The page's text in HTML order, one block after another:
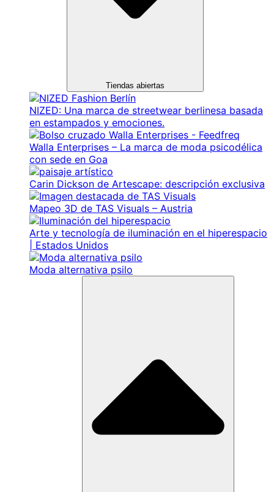
Tiendas abiertas
NIZED: Una marca de streetwear berlinesa basada
en estampados y emociones.
Walla Enterprises – La marca de moda psicodélica
con sede en Goa
Carin Dickson de Artescape: descripción exclusiva
Mapeo 3D de TAS Visuals – Austria
Arte y tecnología de iluminación en el hiperespacio
| Estados Unidos
Moda alternativa psilo